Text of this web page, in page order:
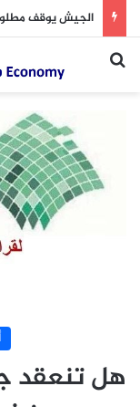
الجيش يوقف
بحث عن
هل تنعقد